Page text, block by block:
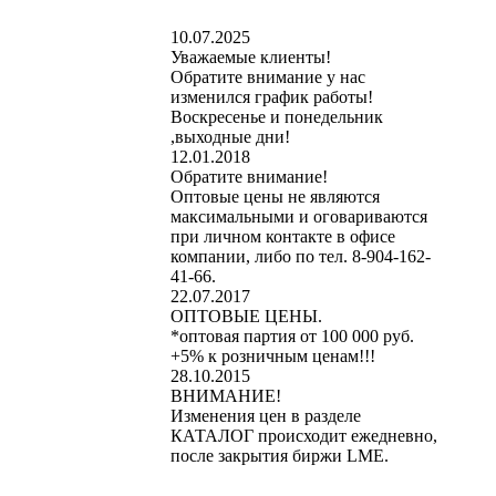
10.07.2025
Уважаемые клиенты!
Обратите внимание у нас
изменился график работы!
Воскресенье и понедельник
,выходные дни!
12.01.2018
Обратите внимание!
Оптовые цены не являются
максимальными и оговариваются
при личном контакте в офисе
компании, либо по тел. 8-904-162-
41-66.
22.07.2017
ОПТОВЫЕ ЦЕНЫ.
*оптовая партия от 100 000 руб.
+5% к розничным ценам!!!
28.10.2015
ВНИМАНИЕ!
Изменения цен в разделе
КАТАЛОГ происходит ежедневно,
после закрытия биржи LME.